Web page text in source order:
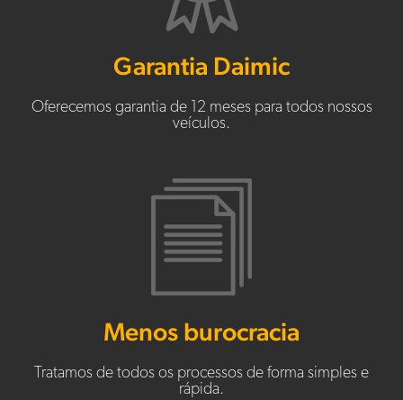
Garantia Daimic
Oferecemos garantia de 12 meses para todos nossos
veículos.
Menos burocracia
Tratamos de todos os processos de forma simples e
rápida.